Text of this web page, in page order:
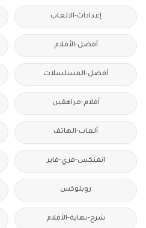
إعدادات-الالعاب
أفضل-الأفلام
أفضل-المسلسلات
أفلام-مراهقين
ألعاب-الهاتف
انفنكس-فري-فاير
روبلوكس
شرح-نهاية-الأفلام